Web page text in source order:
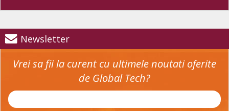
Newsletter
Vrei sa fii la curent cu ultimele noutati oferite
de Global Tech?